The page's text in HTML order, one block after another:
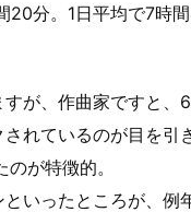
分。1日平均で7時
が、作曲家ですと
れているのが目を
が特徴的。
いったところが、例